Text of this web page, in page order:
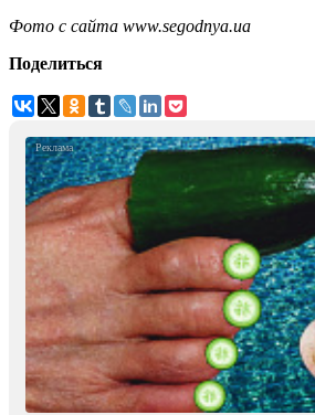
Фото с сайта www.segodnya.ua
Поделиться